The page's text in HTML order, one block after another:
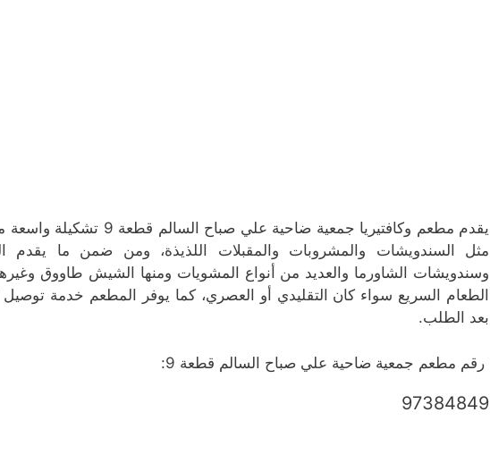
يقدم مطعم وكافتيريا جمعية ضاحية
مثل السندويشات والمشروبات والمقبلات اللذيذة، ومن ضمن ما يقدم
وسندويشات الشاورما والعديد من أنواع المشويات ومنها الشيش طاووق
الطعام السريع سواء كان التقليدي أو العصري، كما يوفر المطعم خدمة
بعد الطلب.
رقم مطعم جمعية ضاحية علي صباح السالم قطعة 9:
97384849